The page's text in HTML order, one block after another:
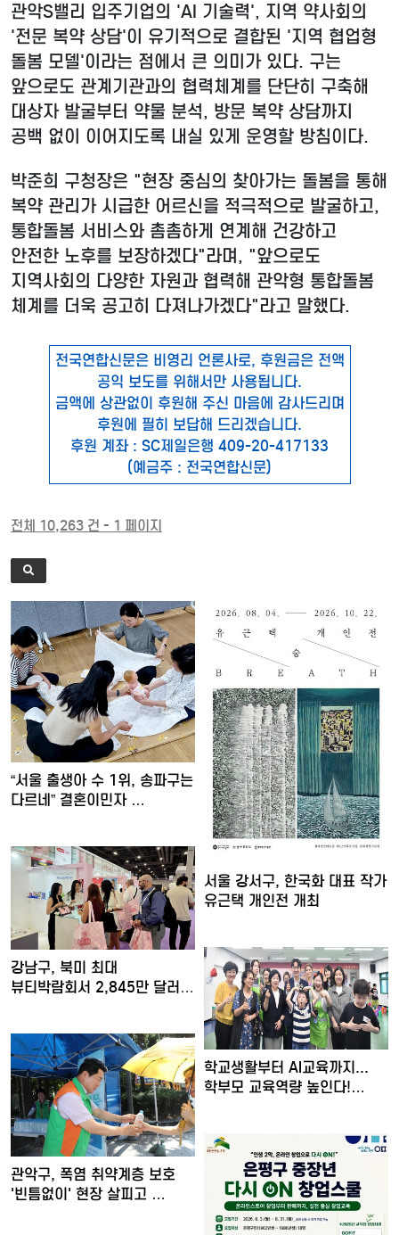
관악S밸리 입주기업의 'AI 기술력', 지역 약사회의
'전문 복약 상담'이 유기적으로 결합된 '지역 협업형
돌봄 모델'이라는 점에서 큰 의미가 있다. 구는
앞으로도 관계기관과의 협력체계를 단단히 구축해
대상자 발굴부터 약물 분석, 방문 복약 상담까지
공백 없이 이어지도록 내실 있게 운영할 방침이다.
박준희 구청장은 "현장 중심의 찾아가는 돌봄을 통해
복약 관리가 시급한 어르신을 적극적으로 발굴하고,
통합돌봄 서비스와 촘촘하게 연계해 건강하고
안전한 노후를 보장하겠다"라며, "앞으로도
지역사회의 다양한 자원과 협력해 관악형 통합돌봄
체계를 더욱 공고히 다져나가겠다"라고 말했다.
전국연합신문은 비영리 언론사로, 후원금은 전액
공익 보도를 위해서만 사용됩니다.
금액에 상관없이 후원해 주신 마음에 감사드리며
후원에 필히 보답해 드리겠습니다.
후원 계좌 : SC제일은행 409-20-417133
(예금주 : 전국연합신문)
전체 10,263 건 - 1 페이지
“서울 출생아 수 1위, 송파구는
다르네” 결혼이민자 …
서울 강서구, 한국화 대표 작가
유근택 개인전 개최
강남구, 북미 최대
뷰티박람회서 2,845만 달러
학교생활부터 AI교육까지...
학부모 교육역량 높인다!…
관악구, 폭염 취약계층 보호
'빈틈없이' 현장 살피고 …